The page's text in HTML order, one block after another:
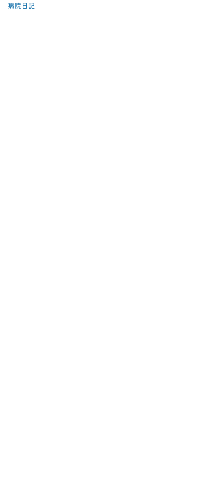
病院日記